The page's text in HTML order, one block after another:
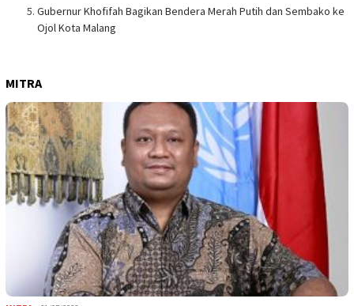
Gubernur Khofifah Bagikan Bendera Merah Putih dan Sembako ke
Ojol Kota Malang
MITRA